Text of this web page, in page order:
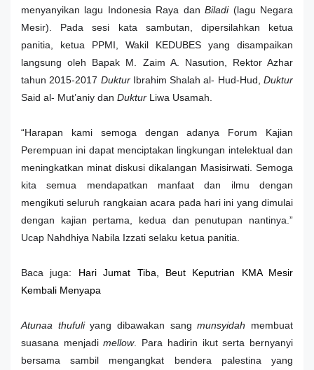
menyanyikan lagu Indonesia Raya danBiladi(lagu Negara
Mesir). Pada sesi kata sambutan, dipersilahkan ketua
panitia, ketua PPMI, Wakil KEDUBES yang disampaikan
langsung oleh Bapak M. Zaim A. Nasution, Rektor Azhar
tahun 2015-2017 DukturIbrahim Shalah al- Hud-Hud,Duktur
Said al- Mut’aniy dan Duktur Liwa Usamah.
“Harapan kami semoga dengan adanya Forum Kajian
Perempuan ini dapat menciptakan lingkungan intelektual dan
meningkatkan minat diskusi dikalangan Masisirwati. Semoga
kita semua mendapatkan manfaat dan ilmu dengan
mengikuti seluruh rangkaian acara pada hari ini yang dimulai
dengan kajian pertama, kedua dan penutupan nantinya.”
Ucap Nahdhiya Nabila Izzati selaku ketua panitia.
Baca juga: Hari Jumat Tiba, Beut Keputrian KMA Mesir
Kembali Menyapa
Atunaa thufuliyang dibawakan sangmunsyidah membuat
suasana menjadimellow. Para hadirin ikut serta bernyanyi
bersama sambil mengangkat bendera palestina yang